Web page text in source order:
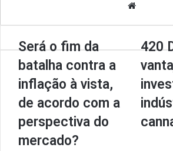
Será o fim da
batalha contra a
inflação à vista,
de acordo com a
perspectiva do
mercado?
420